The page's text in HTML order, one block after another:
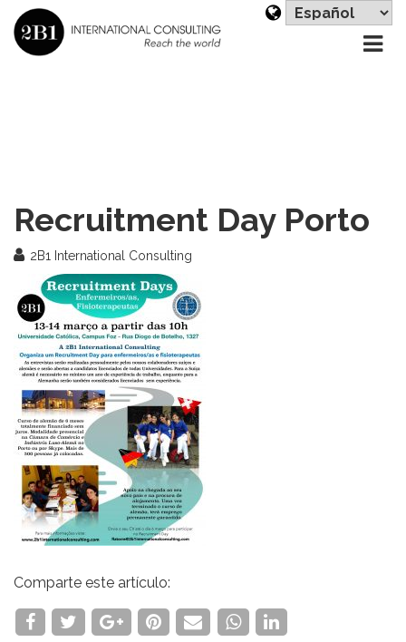
Recruitment Day Porto
2B1 International Consulting
Comparte este artículo: